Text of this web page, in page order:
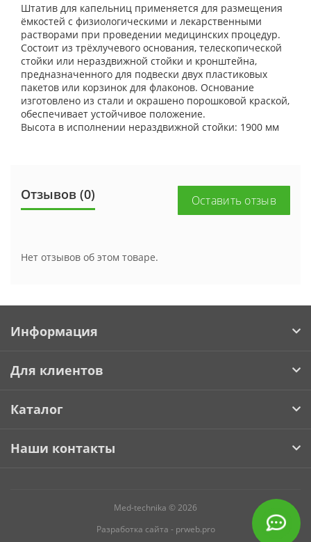
Штатив для капельниц применяется для размещения
ёмкостей с физиологическими и лекарственными
растворами при проведении медицинских процедур.
Состоит из трёхлучевого основания, телескопической
стойки или нераздвижной стойки и кронштейна,
предназначенного для подвески двух пластиковых
пакетов или корзинок для флаконов. Основание
изготовлено из стали и окрашено порошковой краской,
обеспечивает устойчивое положение.
Высота в исполнении нераздвижной стойки: 1900 мм
Отзывов (0) Оставить отзыв
Нет отзывов об этом товаре.
Информация
Для клиентов
Каталог
Наши контакты
Med-technika © 2026
Разработка сайта - prweb.pro